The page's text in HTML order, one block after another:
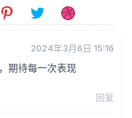
2024年3月6日 15:16
期待每一次表现
回复